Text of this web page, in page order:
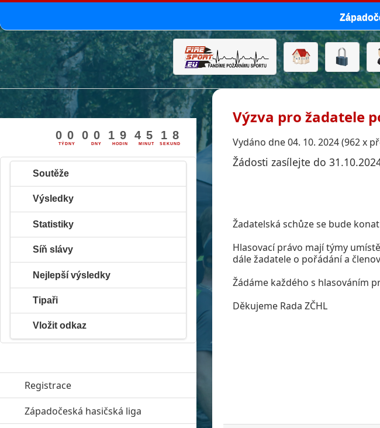
Výzva pro žadatele
Vydáno dne 04. 10. 2024 (962 x
Žádosti zasílejte do
Žadatelská schůze se bude
Hlasovací právo mají týmy
dále žadatele o pořádání a
Žádáme každého s hlasováním
Děkujeme Rada ZČHL
TÝDNY
0 0
DNY
0 0
HODIN
1 9
MINUT
4 5
SEKUND
1 7
8
Soutěže
Výsledky
Statistiky
Síň slávy
Nejlepší výsledky
Tipaři
Vložit odkaz
Registrace
Západočeská hasičská liga click to expand contents